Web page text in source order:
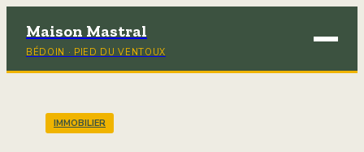
Maison Mastral
BÉDOIN · PIED DU VENTOUX
IMMOBILIER